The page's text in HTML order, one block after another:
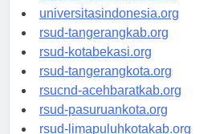
universitassamarinda.id
universitasindonesia.org
rsud-tangerangkab.org
rsud-kotabekasi.org
rsud-tangerangkota.org
rsucnd-acehbaratkab.org
rsud-pasuruankota.org